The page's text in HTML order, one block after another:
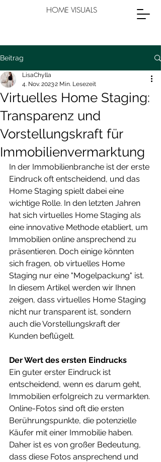
HOME VISUALS
Beitrag
Virtuelles Home Staging:
Transparenz und
Vorstellungskraft für
Immobilienvermarktung
LisaChylla
4. Nov. 20232 Min. Lesezeit
In der Immobilienbranche ist der erste
Eindruck oft entscheidend, und das
Home Staging spielt dabei eine
wichtige Rolle. In den letzten Jahren
hat sich virtuelles Home Staging als
eine innovative Methode etabliert, um
Immobilien online ansprechend zu
präsentieren. Doch einige könnten
sich fragen, ob virtuelles Home
Staging nur eine "Mogelpackung" ist.
In diesem Artikel werden wir Ihnen
zeigen, dass virtuelles Home Staging
nicht nur transparent ist, sondern
auch die Vorstellungskraft der
Kunden beflügelt.
Der Wert des ersten Eindrucks
Ein guter erster Eindruck ist
entscheidend, wenn es darum geht,
Immobilien erfolgreich zu vermarkten.
Online-Fotos sind oft die ersten
Berührungspunkte, die potenzielle
Käufer mit einer Immobilie haben.
Daher ist es von großer Bedeutung,
dass diese Fotos ansprechend und